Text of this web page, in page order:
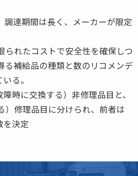
調達期間は長く、メーカーが限定
られたコストで安全性を確保しつ
る補給品の種類と数のリコメンデ
る。
時に交換する）非修理品目と、
）修理品目に分けられ、前者は
を決定